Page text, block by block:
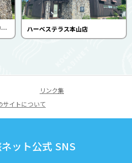
モンベルアウトドアヴィレッジ本山 土佐れいほくの湯 ハーベステラス本山店
リンク集
サイトについて
ット公式 SNS